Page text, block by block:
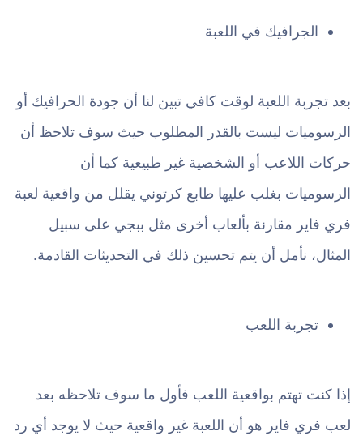
الجرافيك في اللعبة
بعد تجربة اللعبة لوقت كافي تبين لنا أن جودة الحرافيك أو
الرسوميات ليست بالقدر المطلوب حيث سوف تلاحظ أن
حركات اللاعب أو الشخصية غير طبيعية كما أن
الرسوميات بغلب عليها طابع كرتوني يقلل من واقعية لعبة
فري فاير مقارنة بألعاب أخرى مثل ببجي على سبيل
المثال، نأمل أن يتم تحسين ذلك في التحديثات القادمة.
تجربة اللعب
إذا كنت تهتم بواقعية اللعب فأول ما سوف تلاحظه بعد
لعب فري فاير هو أن اللعبة غير واقعية حيث لا يوجد أي رد